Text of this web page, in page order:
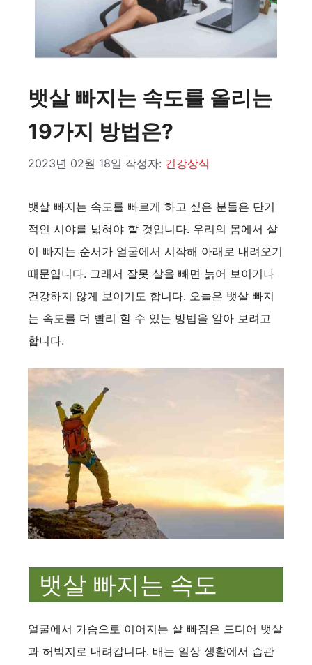
뱃살 빠지는 속도를 올리는
19가지 방법은?
2023년 02월 18일 작성자: 건강상식
뱃살 빠지는 속도를 빠르게 하고 싶은 분들은 단기
적인 시야를 넓혀야 할 것입니다. 우리의 몸에서 살
이 빠지는 순서가 얼굴에서 시작해 아래로 내려오기
때문입니다. 그래서 잘못 살을 빼면 늙어 보이거나
건강하지 않게 보이기도 합니다. 오늘은 뱃살 빠지
는 속도를 더 빨리 할 수 있는 방법을 알아 보려고
합니다.
뱃살 빠지는 속도
얼굴에서 가슴으로 이어지는 살 빠짐은 드디어 뱃살
과 허벅지로 내려갑니다. 배는 일상 생활에서 습관